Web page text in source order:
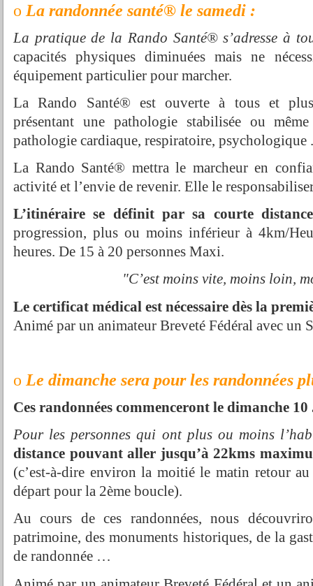
o La randonnée santé® le samedi :
La pratique de la Rando Santé® s’adresse à
capacités physiques diminuées mais ne
équipement particulier pour marcher.
La Rando Santé® est ouverte à tous et plus
présentant une pathologie stabilisée ou
pathologie cardiaque, respiratoire, psychologique
La Rando Santé® mettra le marcheur en
activité et l’envie de revenir. Elle le
L’itinéraire se définit par sa courte
progression, plus ou moins inférieur à 4km/
heures. De 15 à 20 personnes Maxi.
"C’est moins vite, moins loin,
Le certificat médical est nécessaire dès la
Animé par un animateur Breveté Fédéral avec un
o Le dimanche sera pour les randonnées
Ces randonnées commenceront le dimanche
Pour les personnes qui ont plus ou moins
distance pouvant aller jusqu’à 22kms
(c’est-à-dire environ la moitié le matin retour
départ pour la 2ème boucle).
Au cours de ces randonnées, nous
patrimoine, des monuments historiques, de la
de randonnée …